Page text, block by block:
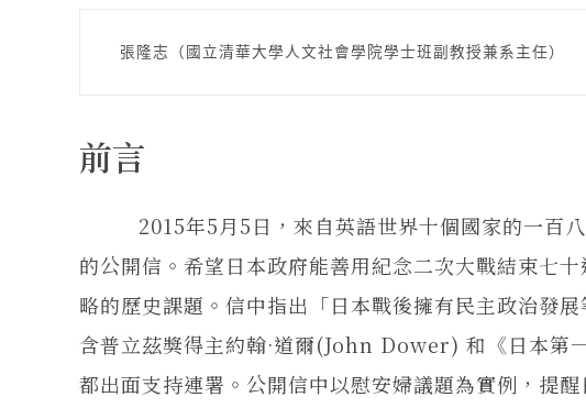
張隆志（國立清華大學人文社會學院學士班副教授兼系主任）
前言
2015年5月5日，來自英語世界十個國家的一百八
的公開信。希望日本政府能善用紀念二次大戰結束七
略的歷史課題。信中指出「日本戰後擁有民主政治發
含普立茲獎得主約翰·道爾(John Dower) 和《日本第
都出面支持連署。公開信中以慰安婦議題為實例，提